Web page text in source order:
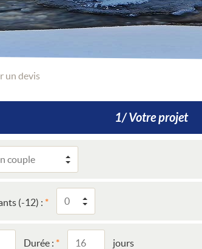
un devis
1/ Votre projet
(-12) :
Durée : jours